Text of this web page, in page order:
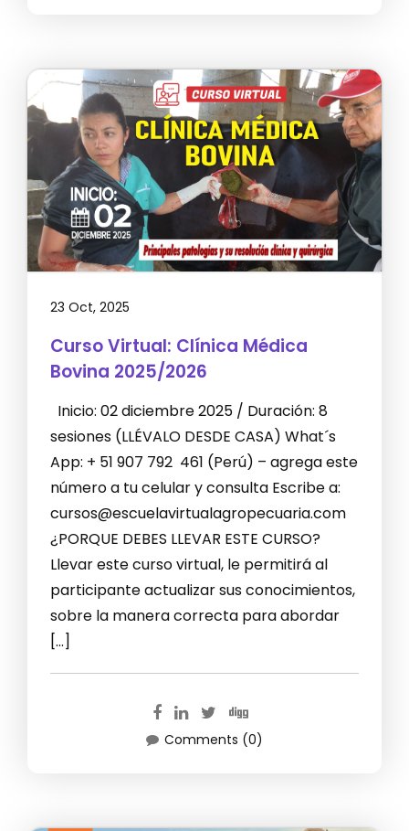
23 Oct, 2025
Curso Virtual: Clínica Médica
Bovina 2025/2026
Inicio: 02 diciembre 2025 / Duración: 8
sesiones (LLÉVALO DESDE CASA) What´s
App: + 51 907 792 461 (Perú) – agrega este
número a tu celular y consulta Escribe a:
cursos@escuelavirtualagropecuaria.com
¿PORQUE DEBES LLEVAR ESTE CURSO?
Llevar este curso virtual, le permitirá al
participante actualizar sus conocimientos,
sobre la manera correcta para abordar
[…]
Comments (0)